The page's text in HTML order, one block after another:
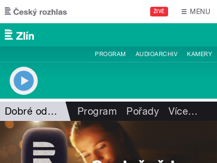
Přejít k hlavnímu obsahu
ŽIVĚ MENU
PROGRAM AUDIOARCHIV KAMERY
Dobré odpoledne s ČRo Zlín Program Pořady Více…